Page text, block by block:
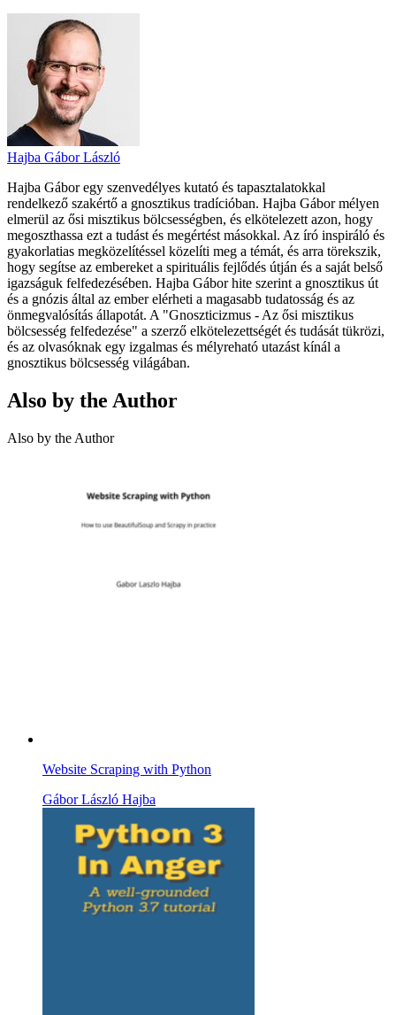
Hajba Gábor László
Hajba Gábor egy szenvedélyes kutató és tapasztalatokkal
rendelkező szakértő a gnosztikus tradícióban. Hajba Gábor mélyen
elmerül az ősi misztikus bölcsességben, és elkötelezett azon, hogy
megoszthassa ezt a tudást és megértést másokkal. Az író inspiráló és
gyakorlatias megközelítéssel közelíti meg a témát, és arra törekszik,
hogy segítse az embereket a spirituális fejlődés útján és a saját belső
igazságuk felfedezésében. Hajba Gábor hite szerint a gnosztikus út
és a gnózis által az ember elérheti a magasabb tudatosság és az
önmegvalósítás állapotát. A "Gnoszticizmus - Az ősi misztikus
bölcsesség felfedezése" a szerző elkötelezettségét és tudását tükrözi,
és az olvasóknak egy izgalmas és mélyreható utazást kínál a
gnosztikus bölcsesség világában.
Also by the Author
Also by the Author
Website Scraping with Python
Gábor László Hajba